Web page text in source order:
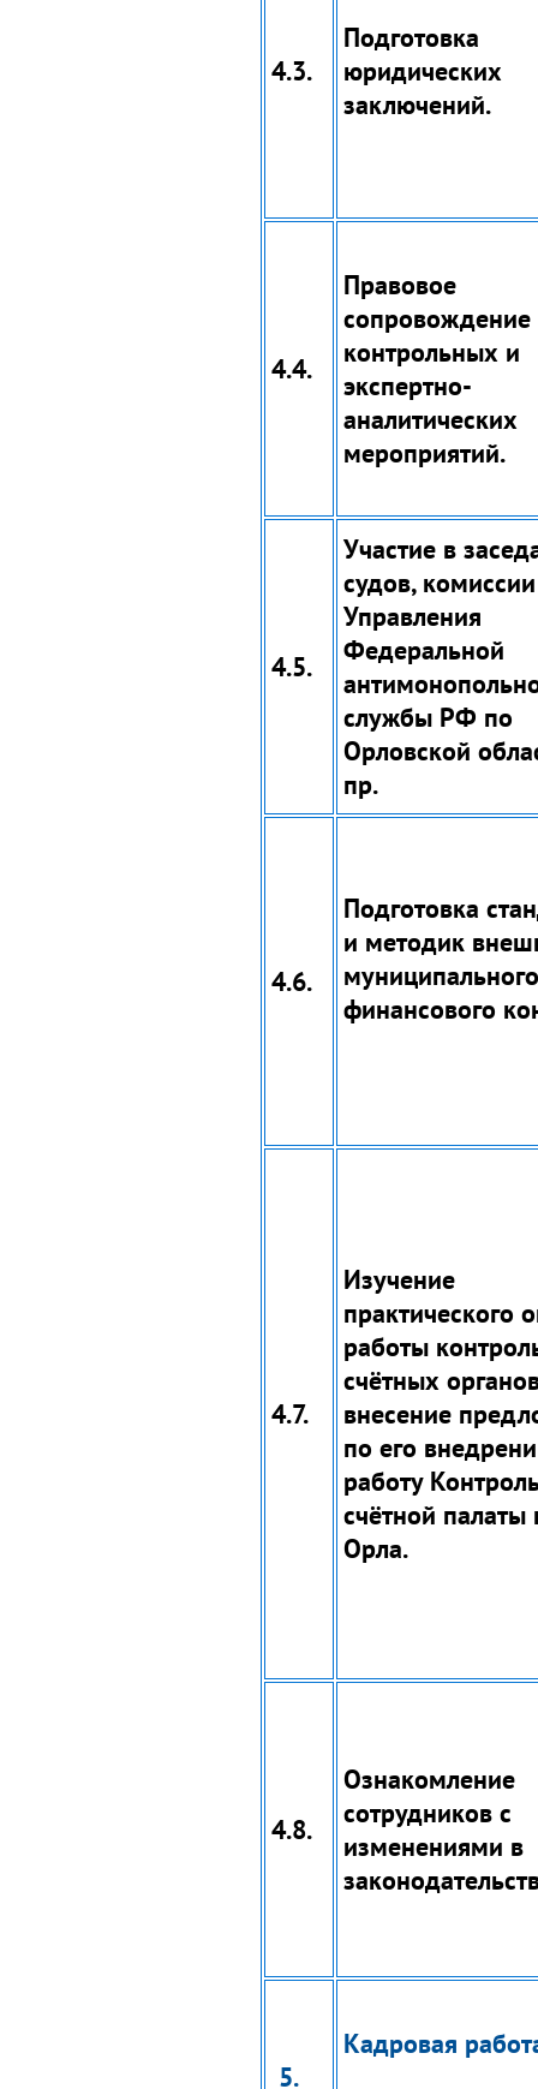
4.3.
Подготовка
юридических
заключений.
4.4.
Правовое
сопровождение
контрольных и
экспертно-
аналитических
мероприятий.
4.5.
Участие в
судов, комиссии
Управления
Федеральной
службы РФ по
Орловской
пр.
4.6.
Подготовка
и методик
муниципального
финансового
4.7.
Изучение
практического
работы
счётных
внесение
по его
работу
счётной палаты
Орла.
4.8.
Ознакомление
сотрудников с
изменениями в
5.
Кадровая